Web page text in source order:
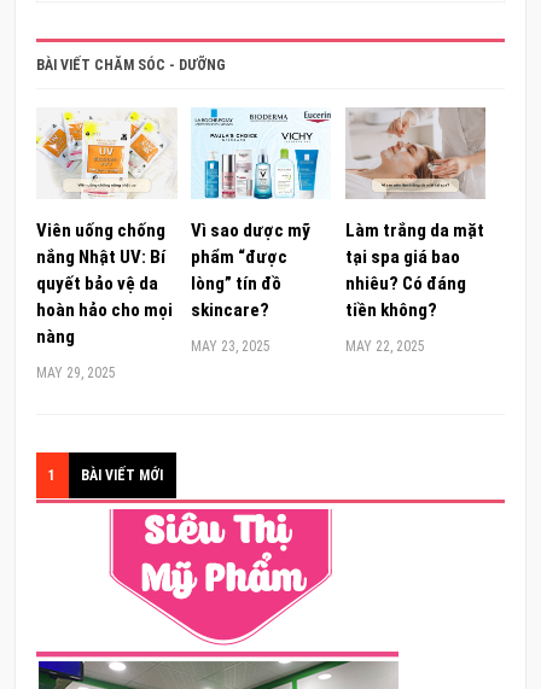
BÀI VIẾT CHĂM SÓC - DƯỠNG
Viên uống chống
nắng Nhật UV: Bí
quyết bảo vệ da
hoàn hảo cho mọi
nàng
MAY 29, 2025
Vì sao dược mỹ
phẩm “được
lòng” tín đồ
skincare?
MAY 23, 2025
Làm trắng da mặt
tại spa giá bao
nhiêu? Có đáng
tiền không?
MAY 22, 2025
1 BÀI VIẾT MỚI